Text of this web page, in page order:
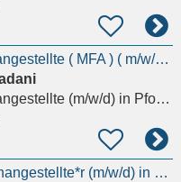
Medizinische Fachangestellte ( MFA ) ( m/w/d ) in Teilzeit
(m/w/d)in Pforzheim
Medizinische*r Fachangestellte*r (m/w/d) in Voll- oder Teilzeit